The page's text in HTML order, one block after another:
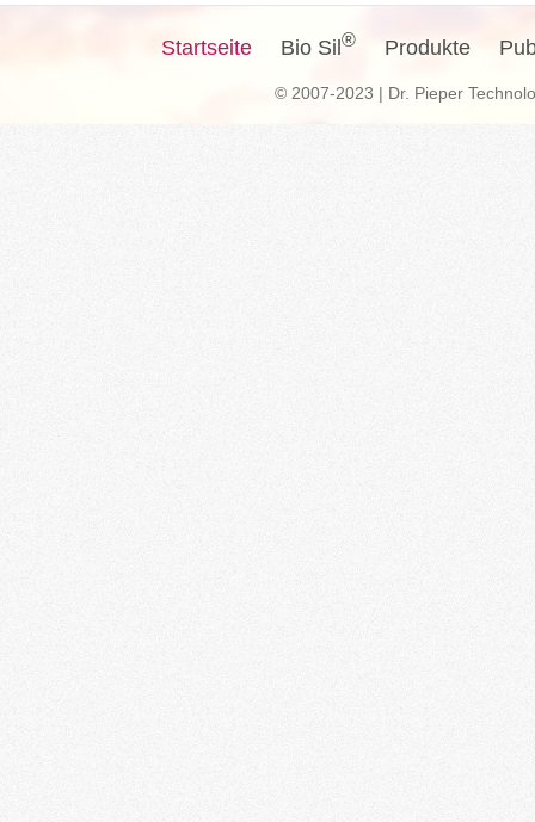
© 2007-2023 | Dr. Pieper
Startseite Bio Sil ® Produkte